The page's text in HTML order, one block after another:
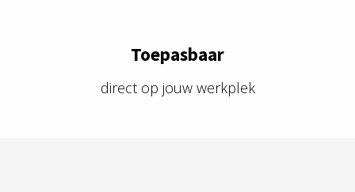
Toepasbaar
direct op jouw werkplek